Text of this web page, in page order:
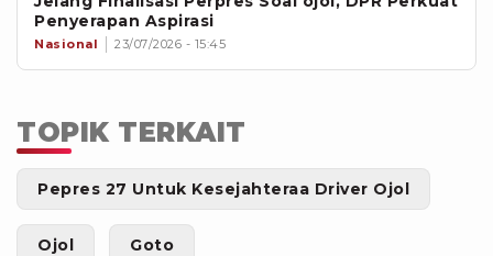
Penyerapan Aspirasi
Nasional 23/07/2026 - 15:45
TOPIK TERKAIT
Pepres 27 Untuk Kesejahteraa Driver Ojol
Ojol Goto